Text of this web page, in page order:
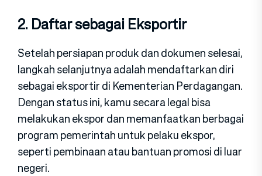
2. Daftar sebagai Eksportir
Setelah persiapan produk dan dokumen selesai,
langkah selanjutnya adalah mendaftarkan diri
sebagai eksportir di Kementerian Perdagangan.
Dengan status ini, kamu secara legal bisa
melakukan ekspor dan memanfaatkan berbagai
program pemerintah untuk pelaku ekspor,
seperti pembinaan atau bantuan promosi di luar
negeri.